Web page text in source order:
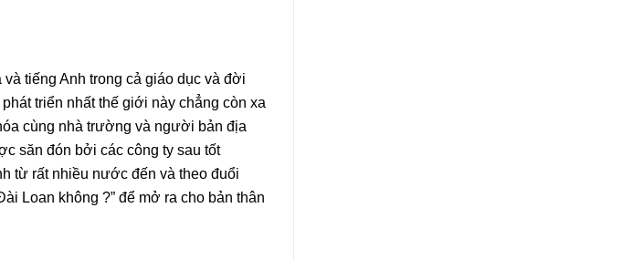
tiếng Anh trong cả giáo dục và đời
triển nhất thế giới này chẳng còn xa
cùng nhà trường và người bản địa
săn đón bởi các công ty sau tốt
từ rất nhiều nước đến và theo đuổi
Loan không ?” để mở ra cho bản thân